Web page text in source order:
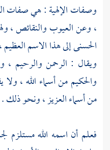
وصفات الإلهية : هي صفات
، وعن العيوب والنقائص ،
الحسنى إلى هذا الاسم العظيم
ويقال : الرحمن والرحيم ،
والحكيم من أسماء الله ،
من أسماء العزيز ، ونحو ذلك .
فعلم أن اسمه الله مستلزم